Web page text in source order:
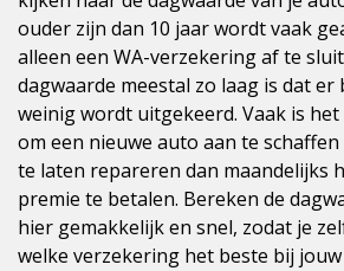
ouder zijn dan 10 jaar wordt vaak
alleen een WA-verzekering af te
dagwaarde meestal zo laag is dat er
weinig wordt uitgekeerd. Vaak is
om een nieuwe auto aan te
te laten repareren dan maandelijks
premie te betalen. Bereken de
hier gemakkelijk en snel, zodat je
welke verzekering het beste bij